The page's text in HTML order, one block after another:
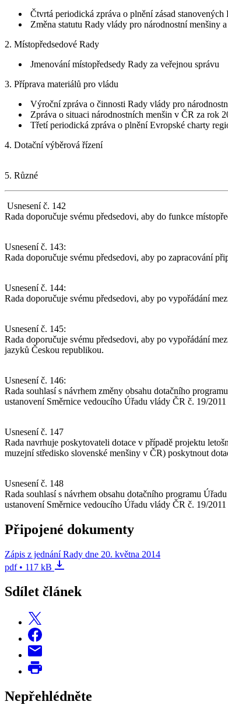
Čtvrtá periodická zpráva o plnění zásad
Změna statutu Rady vlády pro národnostní
2. Místopředsedové Rady
­ Jmenování místopředsedy Rady za veřejnou správu
3. Příprava materiálů pro vládu
Výroční zpráva o činnosti Rady vlády pro
Zpráva o situaci národnostních menšin v ČR za rok
Třetí periodická zpráva o plnění Evropské charty
4. Dotační výběrová řízení
5. Různé
Usnesení č. 142
Rada doporučuje svému předsedovi, aby do funkce
Usnesení č. 143:
Rada doporučuje svému předsedovi, aby po zapracování
Usnesení č. 144:
Rada doporučuje svému předsedovi, aby po vypořádání
Usnesení č. 145:
Rada doporučuje svému předsedovi, aby po vypořádání
jazyků Českou republikou.
Usnesení č. 146:
Rada souhlasí s návrhem změny obsahu dotačního
ustanovení Směrnice vedoucího Úřadu vlády ČR č. 19/
Usnesení č. 147
Rada navrhuje poskytovateli dotace v případě projektu
muzejní středisko slovenské menšiny v ČR) poskytnout
Usnesení č. 148
Rada souhlasí s návrhem obsahu dotačního programu
ustanovení Směrnice vedoucího Úřadu vlády ČR č. 19/
Připojené dokumenty
Zápis z jednání Rady dne 20. května 2014
pdf • 117 kB
Sdílet článek
Nepřehlédněte